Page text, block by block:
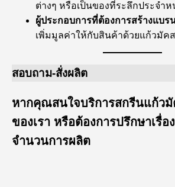
ต่างๆ หรือเป็นของที่ระลึกประจำห
ผู้ประกอบการที่ต้องการสร้างแบร
เพิ่มมูลค่าให้กับสินค้าด้วยแก้วมัค
สอบถาม-สั่งผลิต
หากคุณสนใจบริการสกรีนแก้ว
ของเรา หรือต้องการปรึกษาเรื่
จำนวนการผลิต